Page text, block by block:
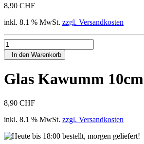
8,90 CHF
inkl. 8.1 % MwSt. zzgl. Versandkosten
In den Warenkorb
Glas Kawumm 10cm
8,90 CHF
inkl. 8.1 % MwSt. zzgl. Versandkosten